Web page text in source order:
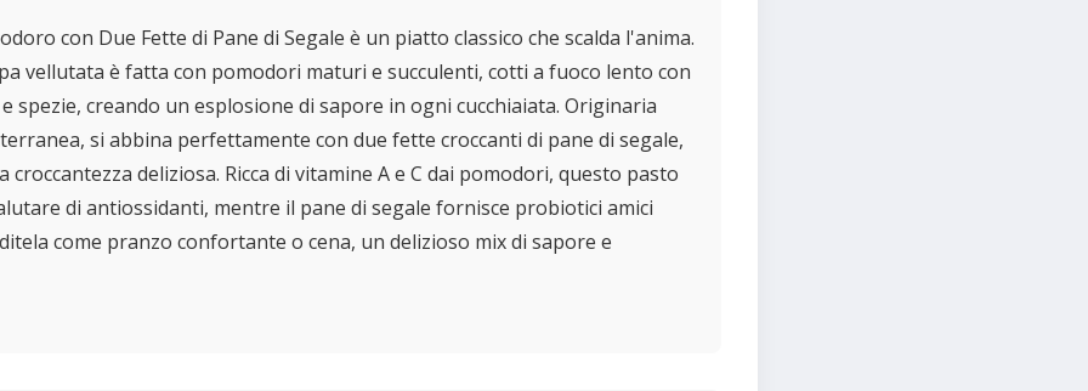
con Due Fette di Pane di Segale è un piatto classico che scalda l'anima.
vellutata è fatta con pomodori maturi e succulenti, cotti a fuoco lento con
spezie, creando un esplosione di sapore in ogni cucchiaiata. Originaria
si abbina perfettamente con due fette croccanti di pane di segale,
deliziosa. Ricca di vitamine A e C dai pomodori, questo pasto
di antiossidanti, mentre il pane di segale fornisce probiotici amici
come pranzo confortante o cena, un delizioso mix di sapore e